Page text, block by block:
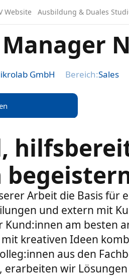
Website Ausbildung & Duales
GmbH Bereich:Sales
Arbeit die Basis für
und extern mit
Kund:innen am besten
kreativen Ideen
aus den
erarbeiten wir